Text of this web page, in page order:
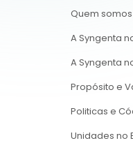
Quem somos
A Syngenta
A Syngenta
Propósito e
Politicas e
Unidades no